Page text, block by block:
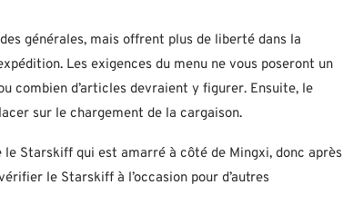
générales, mais offrent plus de liberté dans la
Les exigences du menu ne vous poseront un
combien d’articles devraient y figurer. Ensuite, le
sur le chargement de la cargaison.
Starskiff qui est amarré à côté de Mingxi, donc après
le Starskiff à l’occasion pour d’autres